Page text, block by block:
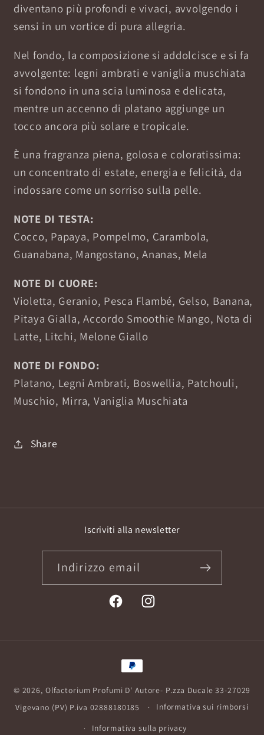
diventano più profondi e vivaci, avvolgendo i
sensi in un vortice di pura allegria.
Nel fondo, la composizione si addolcisce e si fa
avvolgente: legni ambrati e vaniglia muschiata
si fondono in una scia luminosa e delicata,
mentre un accenno di platano aggiunge un
tocco ancora più solare e tropicale.
È una fragranza piena, golosa e coloratissima:
un concentrato di estate, energia e felicità, da
indossare come un sorriso sulla pelle.
NOTE DI TESTA:
Cocco, Papaya, Pompelmo, Carambola,
Guanabana, Mangostano, Ananas, Mela
NOTE DI CUORE:
Violetta, Geranio, Pesca Flambé, Gelso, Banana,
Pitaya Gialla, Accordo Smoothie Mango, Nota di
Latte, Litchi, Melone Giallo
NOTE DI FONDO:
Platano, Legni Ambrati, Boswellia, Patchouli,
Muschio, Mirra, Vaniglia Muschiata
Share
Iscriviti alla newsletter
Indirizzo email
FacebookInstagram
Metodi
pagamento
© 2026, Olfactorium Profumi D' Autore- P.zza Ducale 33-27029
Vigevano (PV) P.iva 02888180185
Informativa sui rimborsi
Informativa sulla privacy